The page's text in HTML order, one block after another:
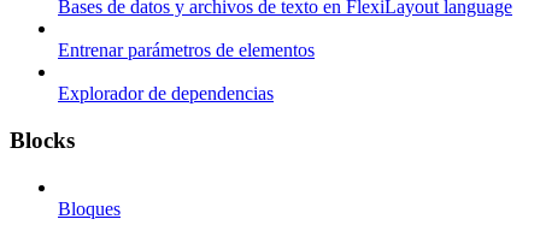
Bases de datos y archivos de texto en FlexiLayout language
Entrenar parámetros de elementos
Explorador de dependencias
Blocks
Bloques